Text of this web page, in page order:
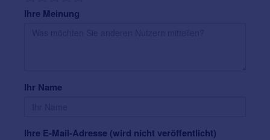
Ihre Meinung
Ihr Name
Ihre E-Mail-Adresse (wird nicht veröffentlicht)